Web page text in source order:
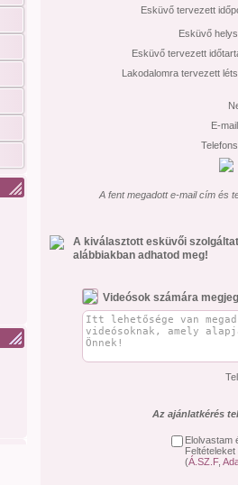
Esküvő tervezett
Esküvő
Esküvő tervezett
Lakodalomra tervezett
E-
A fent megadott e-mail cím és
A kiválasztott esküvői
alábbiakban adhatod meg!
Videósok számára
Az ajánlatkérés
Elolvastam
(Á.SZ.F,